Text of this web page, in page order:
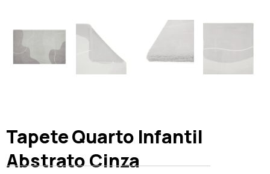
Tapete Quarto Infantil
Abstrato Cinza